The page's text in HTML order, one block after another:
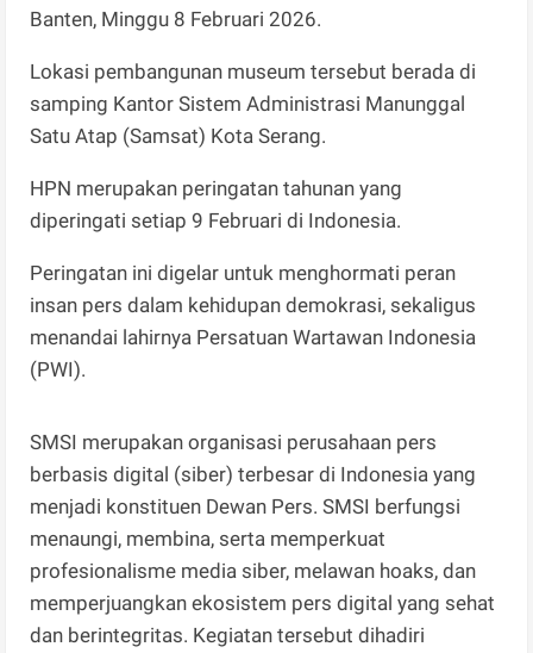
Banten, Minggu 8 Februari 2026.
Lokasi pembangunan museum tersebut berada di
samping Kantor Sistem Administrasi Manunggal
Satu Atap (Samsat) Kota Serang.
HPN merupakan peringatan tahunan yang
diperingati setiap 9 Februari di Indonesia.
Peringatan ini digelar untuk menghormati peran
insan pers dalam kehidupan demokrasi, sekaligus
menandai lahirnya Persatuan Wartawan Indonesia
(PWI).
SMSI merupakan organisasi perusahaan pers
berbasis digital (siber) terbesar di Indonesia yang
menjadi konstituen Dewan Pers. SMSI berfungsi
menaungi, membina, serta memperkuat
profesionalisme media siber, melawan hoaks, dan
memperjuangkan ekosistem pers digital yang sehat
dan berintegritas. Kegiatan tersebut dihadiri